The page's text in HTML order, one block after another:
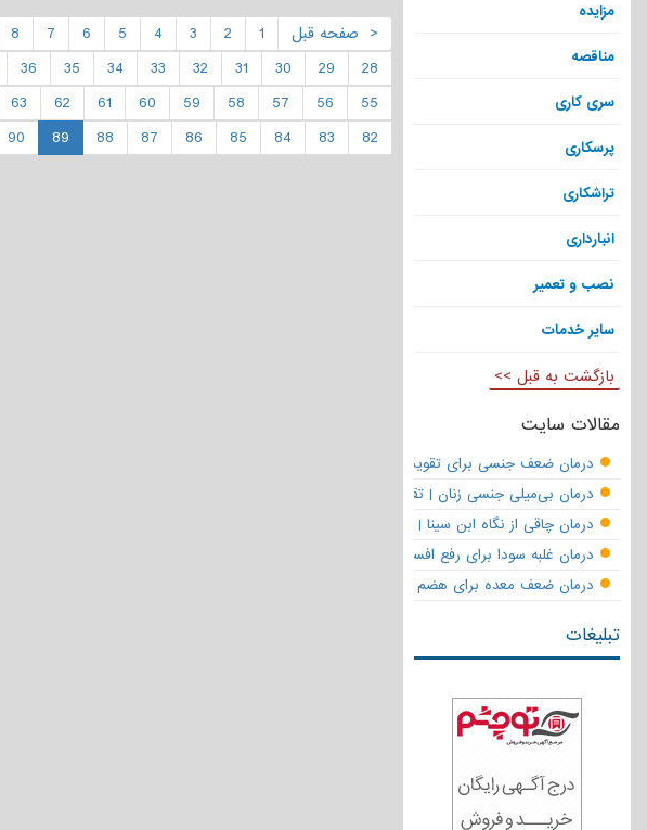
مزایده
مناقصه
سری کاری
پرسکاری
تراشکاری
انبارداری
نصب و تعمیر
سایر خدمات
بازگشت به قبل >>
مقالات سایت
درمان ضعف جنسی برای تقویت قوای مردانه | تقویت نعوظ و رفع زودانزالی
درمان بی‌میلی جنسی زنان | تقویت قوای جنسی و بازگشت لذت
درمان چاقی از نگاه ابن سینا | نسخه حکما برای کاهش وزن طبیعی
درمان غلبه سودا برای رفع افسردگی
درمان ضعف معده برای هضم قوی
تبلیغات
< صفحه قبل 1
2
3
4
5
6
7
8
28
29
30
31
32
33
34
35
36
55
56
57
58
59
60
61
62
63
82
83
84
85
86
87
88
89
90